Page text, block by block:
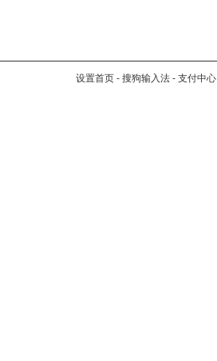
设置首页 - 搜狗输入法 - 支付中心